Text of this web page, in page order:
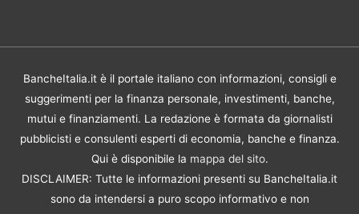
BancheItalia.it è il portale italiano con informazioni, consigli e
suggerimenti per la finanza personale, investimenti, banche,
mutui e finanziamenti. La redazione è formata da giornalisti
pubblicisti e consulenti esperti di economia, banche e finanza.
Qui è disponibile la mappa del sito.
DISCLAIMER: Tutte le informazioni presenti su BancheItalia.it
sono da intendersi a puro scopo informativo e non